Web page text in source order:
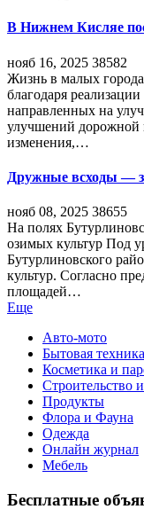
В Нижнем Кисляе
нояб 16, 2025 38582
Жизнь в малых
благодаря
направленных на
улучшений
изменения,…
Дружные всходы —
нояб 08, 2025 38655
На полях
озимых культур Под
Бутурлиновского
культур. Согласно
площадей…
Еще
Авто-мото
Бытовая техника
Косметика и
Строительство
Продукты
Флора и Фауна
Одежда
Онлайн журнал
Мебель
Бесплатные